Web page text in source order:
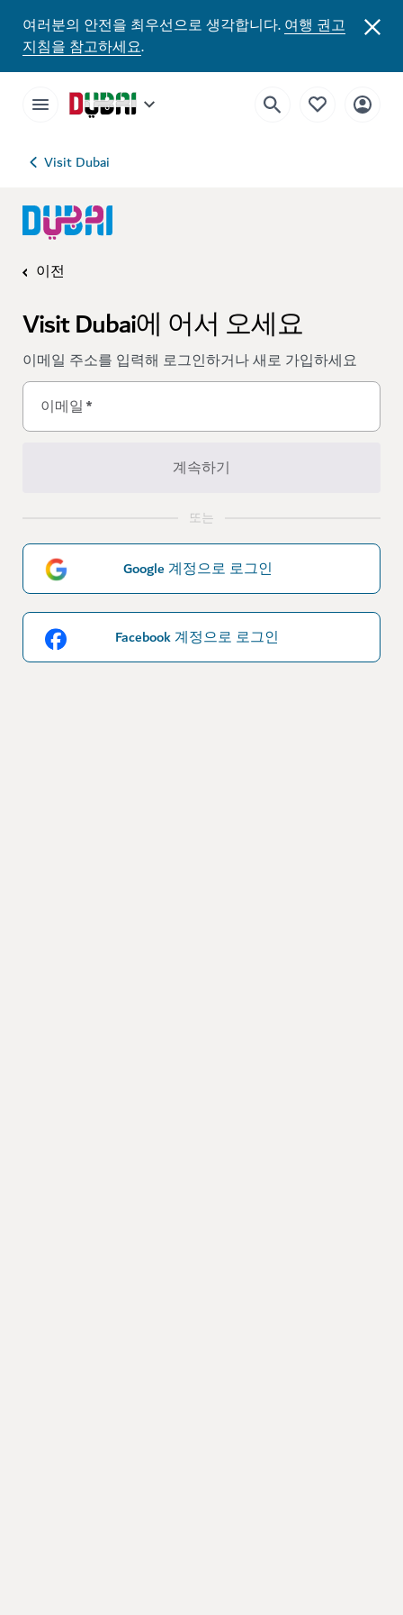
여러분의 안전을 최우선으로 생각합니다.여행 권고
지침을 참고하세요.
Visit Dubai
이전
Visit Dubai에 어서 오세요
이메일 주소를 입력해 로그인하거나 새로 가입하세요
이메일*
계속하기
또는
Google 계정으로 로그인
Facebook 계정으로 로그인